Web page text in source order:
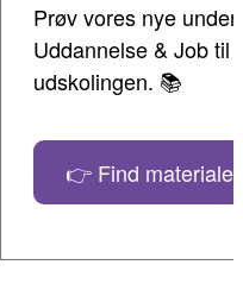
Prøv vores nye
Uddannelse & Job til
udskolingen. 📚
👉 Find